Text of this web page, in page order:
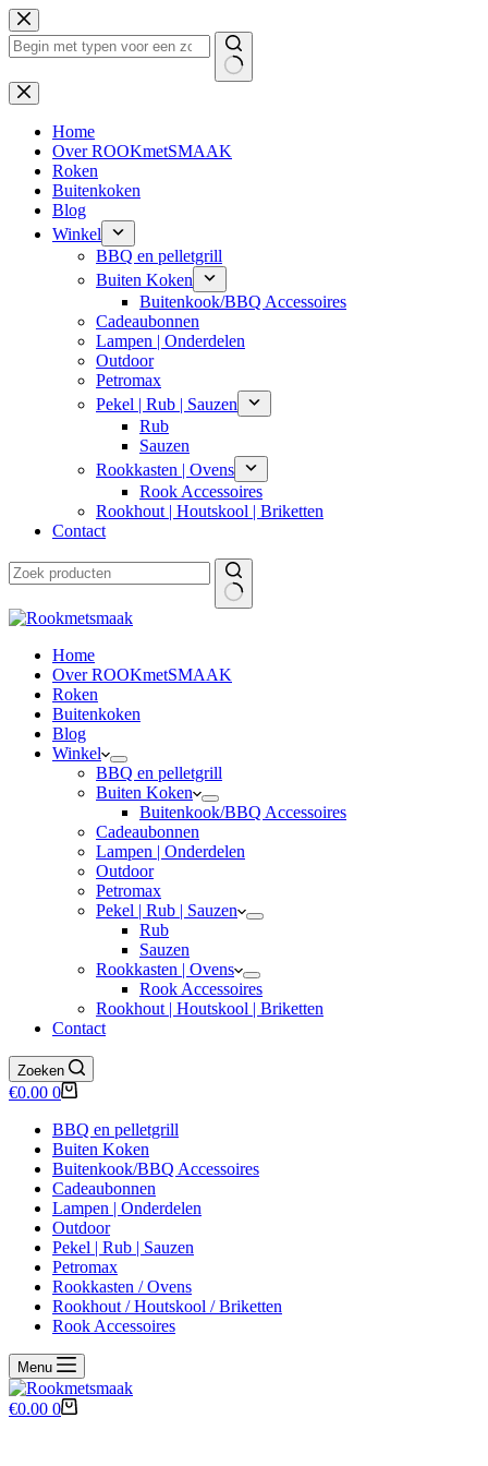
Ga
naar
de
Geen
resultaten
Home
Over ROOKmetSMAAK
Roken
Buitenkoken
Blog
Winkel
BBQ en pelletgrill
Buiten Koken
Buitenkook/BBQ Accessoires
Cadeaubonnen
Lampen | Onderdelen
Outdoor
Petromax
Pekel | Rub | Sauzen
Rub
Sauzen
Rookkasten | Ovens
Rook Accessoires
Rookhout | Houtskool | Briketten
Contact
Home
Over ROOKmetSMAAK
Roken
Buitenkoken
Blog
Winkel
BBQ en pelletgrill
Buiten Koken
Buitenkook/BBQ Accessoires
Cadeaubonnen
Lampen | Onderdelen
Outdoor
Petromax
Pekel | Rub | Sauzen
Rub
Sauzen
Rookkasten | Ovens
Rook Accessoires
Rookhout | Houtskool | Briketten
Contact
Zoeken
Winkelwagen
€0.00 0
BBQ en pelletgrill
Buiten Koken
Buitenkook/BBQ Accessoires
Cadeaubonnen
Lampen | Onderdelen
Outdoor
Pekel | Rub | Sauzen
Petromax
Rookkasten / Ovens
Rookhout / Houtskool / Briketten
Rook Accessoires
Menu
Winkelwagen
€0.00 0